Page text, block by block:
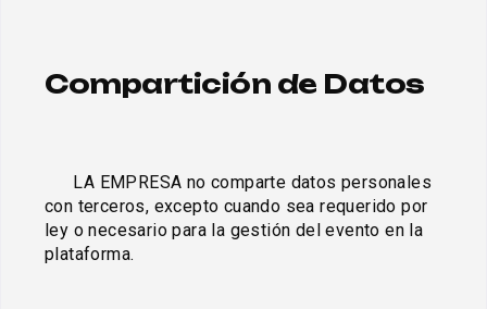
Compartición de Datos
con terceros, excepto cuando sea requerido por
ley o necesario para la gestión del evento en la
plataforma.